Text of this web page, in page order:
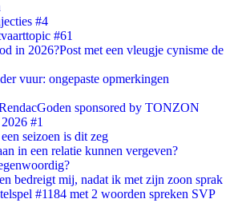
#4
#61
in 2026?Post met een vleugje cynisme de
vuur: ongepaste opmerkingen
sponsored by TONZON
#1
seizoen is dit zeg
in een relatie kunnen vergeven?
bedreigt mij, nadat ik met zijn zoon sprak
#1184 met 2 woorden spreken SVP